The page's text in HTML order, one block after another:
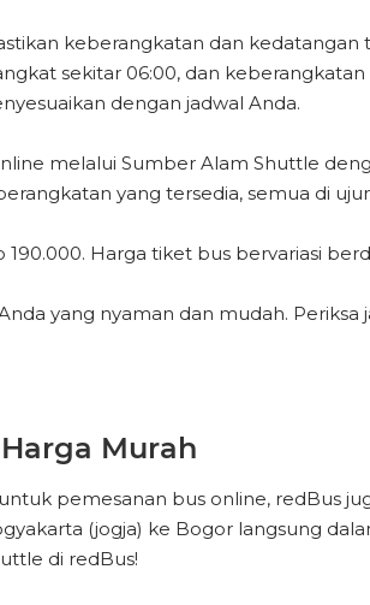
keberangkatan dan kedatangan
sekitar 06:00, dan keberangkatan
dengan jadwal Anda.
melalui Sumber Alam Shuttle
yang tersedia, semua di
Harga tiket bus bervariasi
yang nyaman dan mudah. Periksa
Murah
pemesanan bus online, redBus
(jogja) ke Bogor langsung
di redBus!